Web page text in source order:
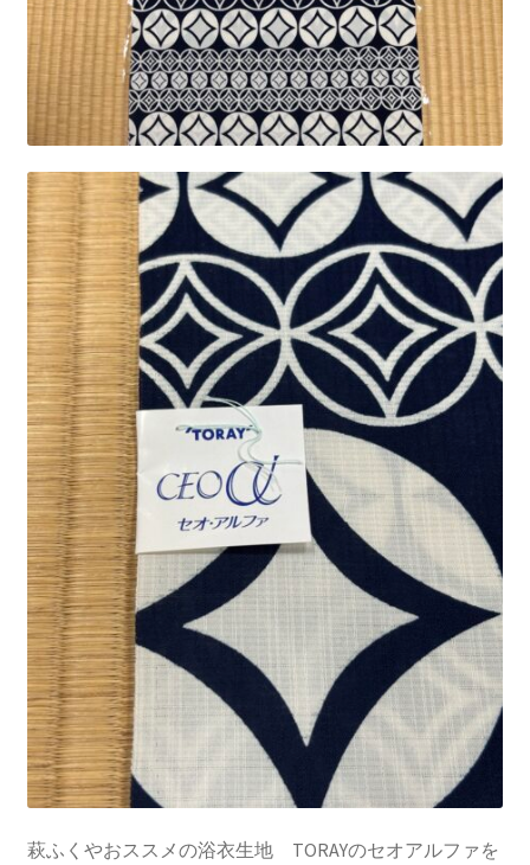
萩ふくやおススメの浴衣生地 TORAYのセオアルファを